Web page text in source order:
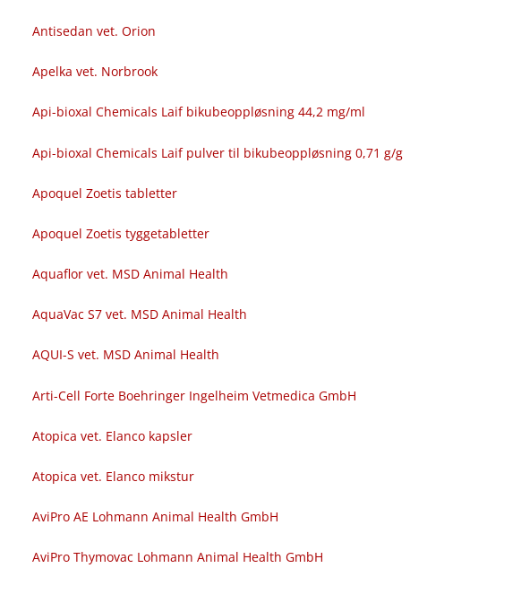
Antisedan vet. Orion
Apelka vet. Norbrook
Api-bioxal Chemicals Laif bikubeoppløsning 44,2 mg/ml
Api-bioxal Chemicals Laif pulver til bikubeoppløsning 0,71 g/g
Apoquel Zoetis tabletter
Apoquel Zoetis tyggetabletter
Aquaflor vet. MSD Animal Health
AquaVac S7 vet. MSD Animal Health
AQUI-S vet. MSD Animal Health
Arti-Cell Forte Boehringer Ingelheim Vetmedica GmbH
Atopica vet. Elanco kapsler
Atopica vet. Elanco mikstur
AviPro AE Lohmann Animal Health GmbH
AviPro Thymovac Lohmann Animal Health GmbH